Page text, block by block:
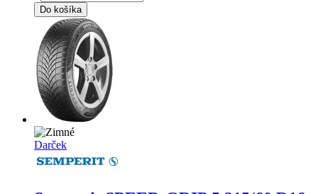
Do košíka
Darček